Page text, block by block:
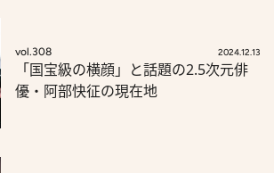
vol.308 2024.12.13
「国宝級の横顔」と話題の2.5次元俳
優・阿部快征の現在地